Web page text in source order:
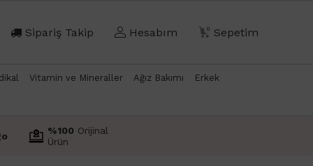
Sipariş Takip Hesabım 0 Sepetim
Vitamin ve Mineraller Ağız Bakımı Erkek
%100 Orijinal
Ürün